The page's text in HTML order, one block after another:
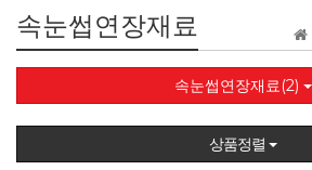
속눈썹연장재료
속눈썹연장재료(2)
상품정렬